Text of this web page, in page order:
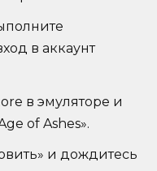
в аккаунт
в эмуляторе и
of Ashes».
и дождитесь